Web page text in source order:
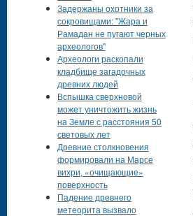
Задержаны охотники за
сокровищами: "Жара и
Рамадан не пугают черных
археологов"
Археологи раскопали
кладбище загадочных
древних людей
Вспышка сверхновой
может уничтожить жизнь
на Земле с расстояния 50
световых лет
Древние столкновения
формировали на Марсе
вихри, «очищающие»
поверхность
Падение древнего
метеорита вызвало